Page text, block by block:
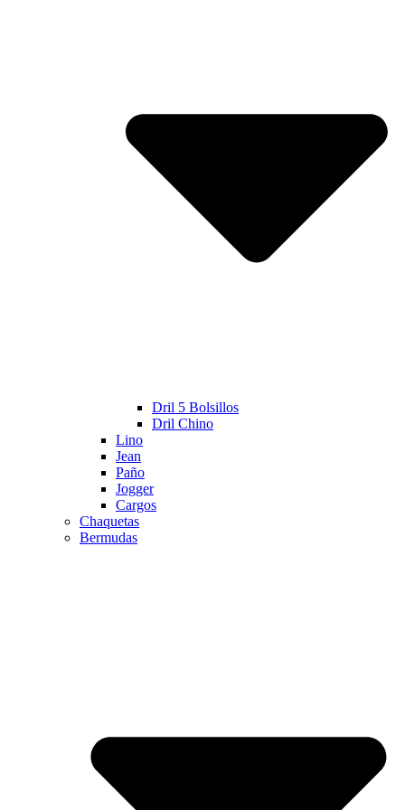
Dril 5 Bolsillos
Dril Chino
Lino
Jean
Paño
Jogger
Cargos
Chaquetas
Bermudas